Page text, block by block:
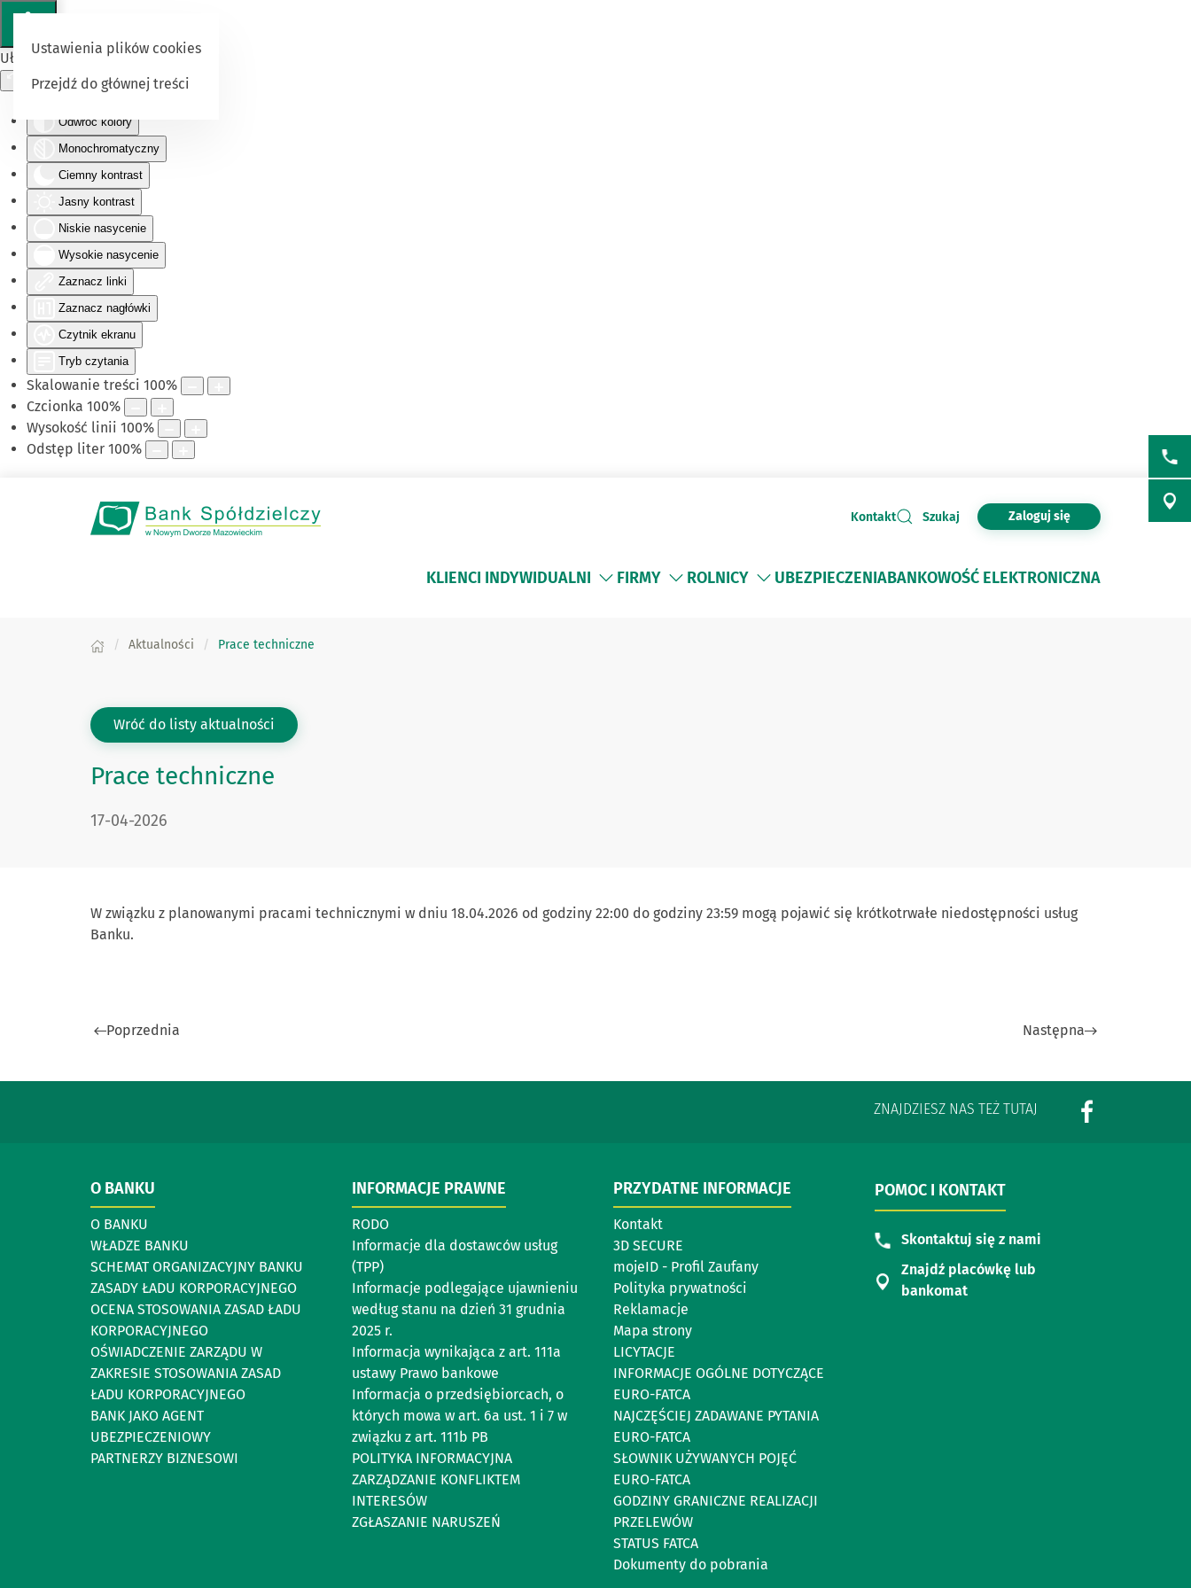
Ułatwienia dostępu
Odwróć kolory
Monochromatyczny
Ciemny kontrast
Jasny kontrast
Niskie nasycenie
Wysokie nasycenie
Zaznacz linki
Zaznacz nagłówki
Czytnik ekranu
Tryb czytania
Skalowanie treści 100%
Czcionka 100%
Wysokość linii 100%
Odstęp liter 100%
Ustawienia plików cookies
Przejdź do głównej treści
Kontakt Szukaj Zaloguj się
KLIENCI INDYWIDUALNI FIRMY ROLNICY UBEZPIECZENIABANKOWOŚĆ ELEKTRONICZNA
Aktualności Prace techniczne
Wróć do listy aktualności
Prace techniczne
DATA PUBLIKACJI:
17-04-2026
W związku z planowanymi pracami technicznymi w dniu 18.04.2026 od godziny 22:00 do godziny 23:59 mogą pojawić się krótkotrwałe niedostępności usług
Banku.
Poprzednia Następna
ZNAJDZIESZ NAS TEŻ TUTAJ
O BANKU
O BANKU
WŁADZE BANKU
SCHEMAT ORGANIZACYJNY BANKU
ZASADY ŁADU KORPORACYJNEGO
OCENA STOSOWANIA ZASAD ŁADU
KORPORACYJNEGO
OŚWIADCZENIE ZARZĄDU W
ZAKRESIE STOSOWANIA ZASAD
ŁADU KORPORACYJNEGO
BANK JAKO AGENT
UBEZPIECZENIOWY
PARTNERZY BIZNESOWI
INFORMACJE PRAWNE
RODO
Informacje dla dostawców usług
(TPP)
Informacje podlegające ujawnieniu
według stanu na dzień 31 grudnia
2025 r.
Informacja wynikająca z art. 111a
ustawy Prawo bankowe
Informacja o przedsiębiorcach, o
których mowa w art. 6a ust. 1 i 7 w
związku z art. 111b PB
POLITYKA INFORMACYJNA
ZARZĄDZANIE KONFLIKTEM
INTERESÓW
ZGŁASZANIE NARUSZEŃ
PRZYDATNE INFORMACJE
Kontakt
3D SECURE
mojeID - Profil Zaufany
Polityka prywatności
Reklamacje
Mapa strony
LICYTACJE
INFORMACJE OGÓLNE DOTYCZĄCE
EURO-FATCA
NAJCZĘŚCIEJ ZADAWANE PYTANIA
EURO-FATCA
SŁOWNIK UŻYWANYCH POJĘĆ
EURO-FATCA
GODZINY GRANICZNE REALIZACJI
PRZELEWÓW
STATUS FATCA
Dokumenty do pobrania
POMOC I KONTAKT
Skontaktuj się z nami
Znajdź placówkę lub
bankomat